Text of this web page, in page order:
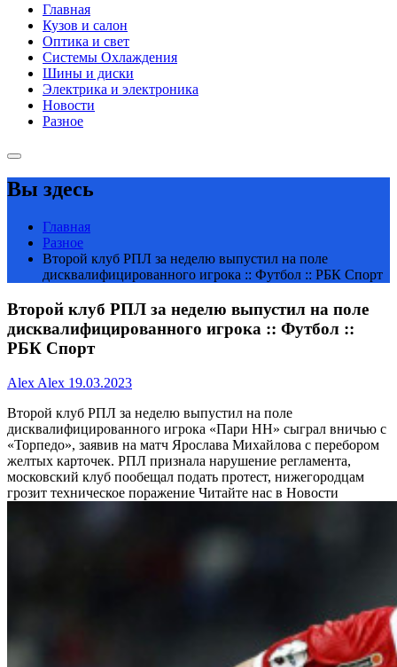
Главная
Кузов и салон
Оптика и свет
Системы Охлаждения
Шины и диски
Электрика и электроника
Новости
Разное
Вы здесь
Главная
Разное
Второй клуб РПЛ за неделю выпустил на поле
дисквалифицированного игрока :: Футбол :: РБК Спорт
Второй клуб РПЛ за неделю выпустил на поле
дисквалифицированного игрока :: Футбол ::
РБК Спорт
Alex Alex 19.03.2023
Второй клуб РПЛ за неделю выпустил на поле
дисквалифицированного игрока «Пари НН» сыграл вничью с
«Торпедо», заявив на матч Ярослава Михайлова с перебором
желтых карточек. РПЛ признала нарушение регламента,
московский клуб пообещал подать протест, нижегородцам
грозит техническое поражение Читайте нас в Новости